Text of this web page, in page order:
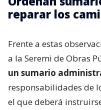
reparar los
Frente a estas
a la Seremi de Obras
un sumario
responsabilidades de
el que deberá